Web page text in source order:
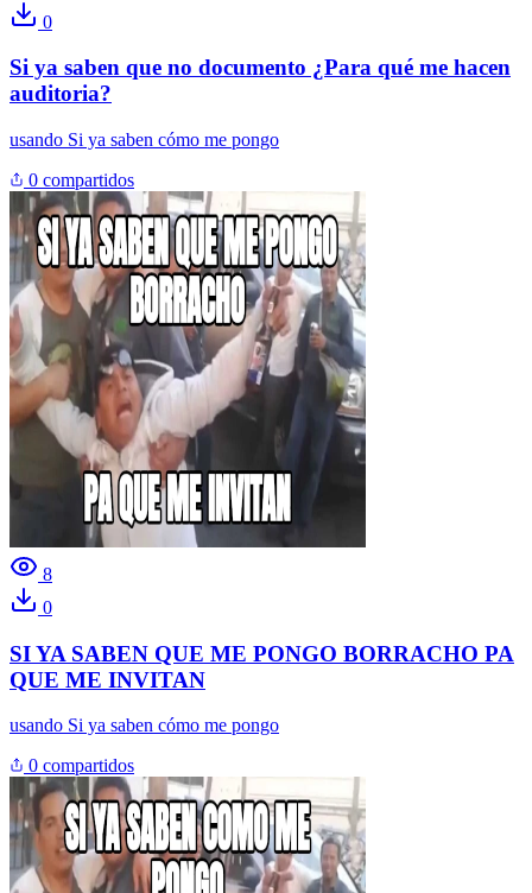
0
Si ya saben que no documento ¿Para qué me hacen
auditoria?
usando Si ya saben cómo me pongo
0 compartidos
8
0
SI YA SABEN QUE ME PONGO BORRACHO PA
QUE ME INVITAN
usando Si ya saben cómo me pongo
0 compartidos